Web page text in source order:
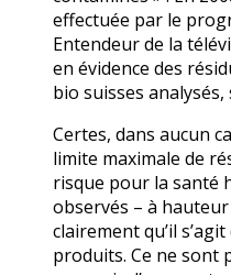
effectuée par le
Entendeur de la
en évidence des
bio suisses analysés,
Certes, dans aucun
limite maximale de
risque pour la santé
observés – à
clairement qu’il
produits. Ce ne sont